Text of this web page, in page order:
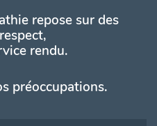
repose sur des
rendu.
préoccupations.